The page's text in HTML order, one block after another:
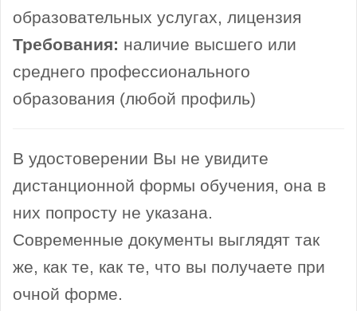
образовательных услугах, лицензия
Требования: наличие высшего или
среднего профессионального
образования (любой профиль)
В удостоверении Вы не увидите
дистанционной формы обучения, она в
них попросту не указана.
Современные документы выглядят так
же, как те, как те, что вы получаете при
очной форме.